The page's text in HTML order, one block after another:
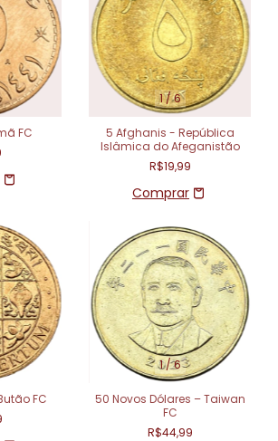
FC
1/6
5 Afghanis - República
Islâmica do Afeganistão
R$19,99
FC
1/6
50 Novos Dólares – Taiwan
FC
R$44,99